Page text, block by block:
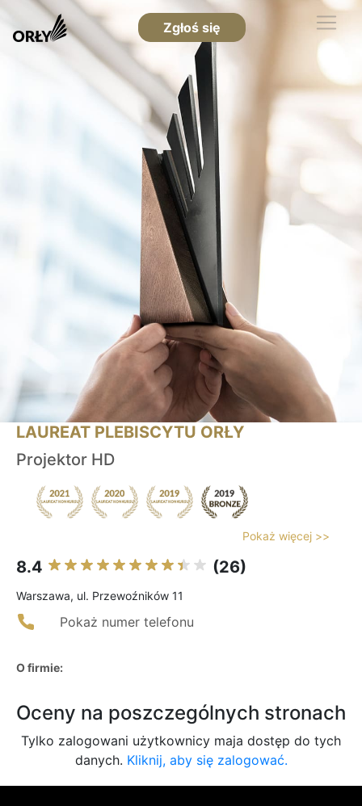
Zgłoś się
LAUREAT PLEBISCYTU ORŁY
Projektor HD
Pokaż więcej >>
8.4 (26)
Warszawa, ul. Przewoźników 11
Pokaż numer telefonu
O firmie:
Oceny na poszczególnych stronach
Tylko zalogowani użytkownicy maja dostęp do tych
danych. Kliknij, aby się zalogować.